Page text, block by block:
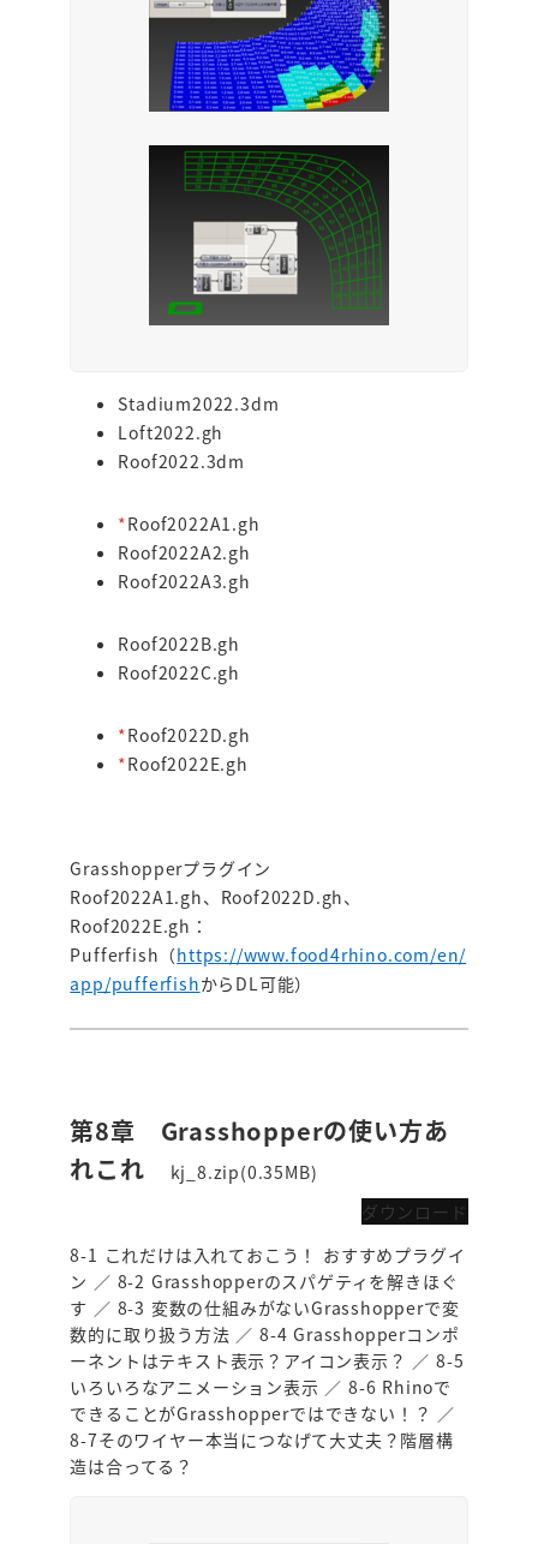
Stadium2022.3dm
Loft2022.gh
Roof2022.3dm
*Roof2022A1.gh
Roof2022A2.gh
Roof2022A3.gh
Roof2022B.gh
Roof2022C.gh
*Roof2022D.gh
*Roof2022E.gh
Grasshopperプラグイン
Roof2022A1.gh、Roof2022D.gh、
Roof2022E.gh：
Pufferfish（https://www.food4rhino.com/en/
app/pufferfishからDL可能）
第8章 Grasshopperの使い方あ
れこれ
kj_8.zip(0.35MB)
ダウンロード
8-1 これだけは入れておこう！ おすすめプラグイ
ン ／ 8-2 Grasshopperのスパゲティを解きほぐ
す ／ 8-3 変数の仕組みがないGrasshopperで変
数的に取り扱う方法 ／ 8-4 Grasshopperコンポ
ーネントはテキスト表示？アイコン表示？ ／ 8-5
いろいろなアニメーション表示 ／ 8-6 Rhinoで
できることがGrasshopperではできない！？ ／
8-7そのワイヤー本当につなげて大丈夫？階層構
造は合ってる？